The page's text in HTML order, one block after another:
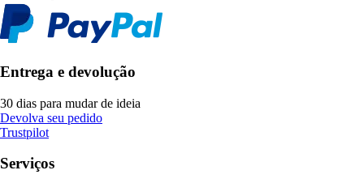
Entrega e devolução
30 dias para mudar de ideia
Devolva seu pedido
Trustpilot
Serviços